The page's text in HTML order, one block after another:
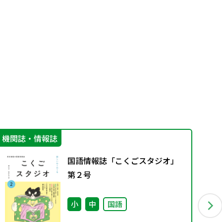
機関誌・情報誌
国語情報誌「こくごスタジオ」
第２号
小 中 国語